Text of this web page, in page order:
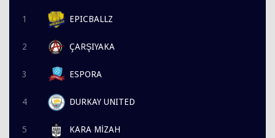
1 EPICBALLZ
2 ÇARŞIYAKA
3 ESPORA
4 DURKAY UNITED
5 KARA MİZAH